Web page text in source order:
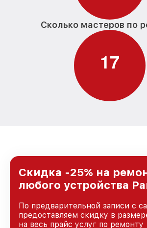
Сколько мастеров по
17
Скидка -25% на
любого устройства
По предварительной записи с
предоставляем скидку в
на весь прайс услуг по ремонту